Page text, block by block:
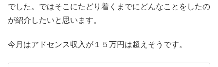
でした。ではそこにたどり着くまでにどんなことをしたの
が紹介したいと思います。
今月はアドセンス収入が１５万円は超えそうです。